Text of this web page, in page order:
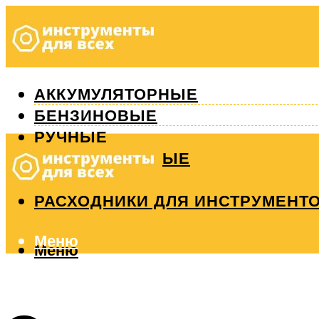
АККУМУЛЯТОРНЫЕ
БЕНЗИНОВЫЕ
РУЧНЫЕ
ИЗМЕРИТЕЛЬНЫЕ
РЕМОНТ
РАСХОДНИКИ ДЛЯ
Меню
Меню